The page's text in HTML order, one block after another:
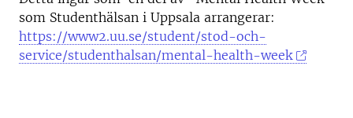
som Studenthälsan i Uppsala arrangerar:
https://www2.uu.se/student/stod-och-
service/studenthalsan/mental-health-week